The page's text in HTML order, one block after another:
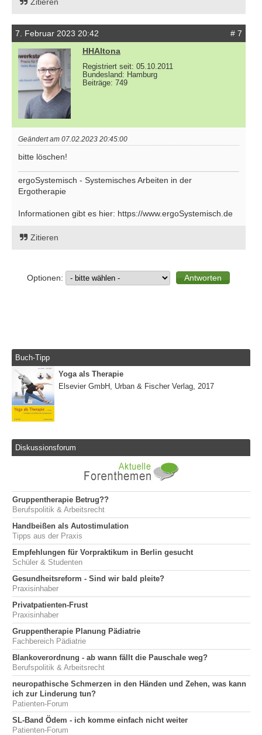
Zitieren
7. Februar 2023 20:42
# 7
HHAltona
Registriert seit: 05.10.2011
Bundesland: Hamburg
Beiträge: 749
Geändert am 07.02.2023 20:45:00
bitte löschen!
ergoSystemisch - Systemisches Arbeiten in der
Ergotherapie
Informationen gibt es hier: https://www.ergoSystemisch.de
Zitieren
Optionen:
Buch-Tipp
Yoga als Therapie
Elsevier GmbH, Urban & Fischer Verlag, 2017
Diskussionsforum
Gruppentherapie Betrug??
Berufspolitik & Arbeitsrecht
Handbeißen als Autostimulation
Tipps aus der Praxis
Empfehlungen für Vorpraktikum in Berlin gesucht
Schüler & Studenten
Gesundheitsreform - Sind wir bald pleite?
Praxisinhaber
Privatpatienten-Frust
Praxisinhaber
Gruppentherapie Planung Pädiatrie
Fachbereich Pädiatrie
Blankoverordnung - ab wann fällt die Pauschale weg?
Berufspolitik & Arbeitsrecht
neuropathische Schmerzen in den Händen und Zehen, was kann
ich zur Linderung tun?
Patienten-Forum
SL-Band Ödem - ich komme einfach nicht weiter
Patienten-Forum